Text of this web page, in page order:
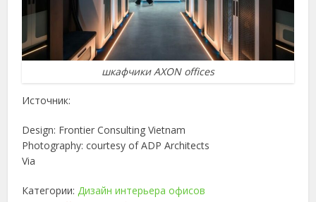
шкафчики AXON offices
Источник:
Design: Frontier Consulting Vietnam
Photography: courtesy of ADP Architects
Via
Категории:Дизайн интерьера офисов